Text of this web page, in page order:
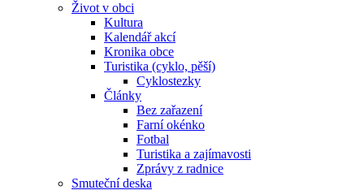
Život v obci
Kultura
Kalendář akcí
Kronika obce
Turistika (cyklo, pěší)
Cyklostezky
Články
Bez zařazení
Farní okénko
Fotbal
Turistika a zajímavosti
Zprávy z radnice
Smuteční deska